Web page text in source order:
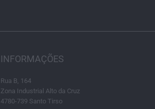
INFORMAÇÕES
Rua B, 164
Zona Industrial Alto da Cruz
4780-739 Santo Tirso